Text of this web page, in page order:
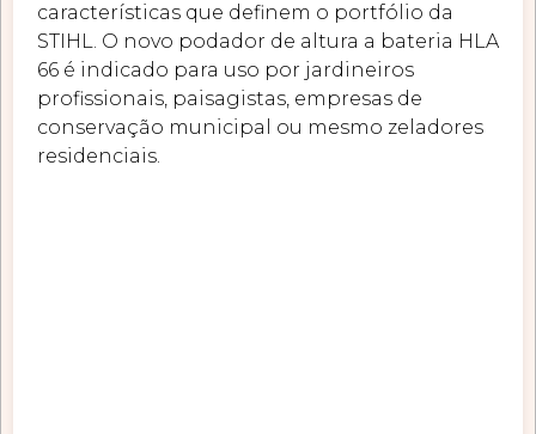
características que definem o portfólio da
STIHL. O novo podador de altura a bateria HLA
66 é indicado para uso por jardineiros
profissionais, paisagistas, empresas de
conservação municipal ou mesmo zeladores
residenciais.